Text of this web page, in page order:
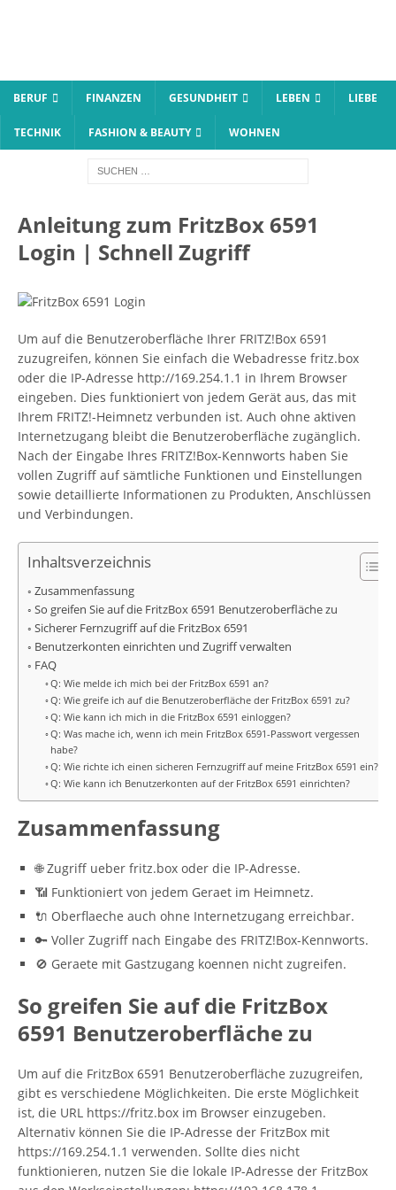
BERUF FINANZEN GESUNDHEIT LEBEN LIEBE
TECHNIK FASHION & BEAUTY WOHNEN
Anleitung zum FritzBox 6591
Login | Schnell Zugriff
Um auf die Benutzeroberfläche Ihrer FRITZ!Box 6591
zuzugreifen, können Sie einfach die Webadresse fritz.box
oder die IP-Adresse http://169.254.1.1 in Ihrem Browser
eingeben. Dies funktioniert von jedem Gerät aus, das mit
Ihrem FRITZ!-Heimnetz verbunden ist. Auch ohne aktiven
Internetzugang bleibt die Benutzeroberfläche zugänglich.
Nach der Eingabe Ihres FRITZ!Box-Kennworts haben Sie
vollen Zugriff auf sämtliche Funktionen und Einstellungen
sowie detaillierte Informationen zu Produkten, Anschlüssen
und Verbindungen.
Inhaltsverzeichnis
Zusammenfassung
So greifen Sie auf die FritzBox 6591 Benutzeroberfläche zu
Sicherer Fernzugriff auf die FritzBox 6591
Benutzerkonten einrichten und Zugriff verwalten
FAQ
Q: Wie melde ich mich bei der FritzBox 6591 an?
Q: Wie greife ich auf die Benutzeroberfläche der FritzBox 6591 zu?
Q: Wie kann ich mich in die FritzBox 6591 einloggen?
Q: Was mache ich, wenn ich mein FritzBox 6591-Passwort vergessen
habe?
Q: Wie richte ich einen sicheren Fernzugriff auf meine FritzBox 6591 ein?
Q: Wie kann ich Benutzerkonten auf der FritzBox 6591 einrichten?
Zusammenfassung
🌐 Zugriff ueber fritz.box oder die IP-Adresse.
📶 Funktioniert von jedem Geraet im Heimnetz.
🔌 Oberflaeche auch ohne Internetzugang erreichbar.
🔑 Voller Zugriff nach Eingabe des FRITZ!Box-Kennworts.
🚫 Geraete mit Gastzugang koennen nicht zugreifen.
So greifen Sie auf die FritzBox
6591 Benutzeroberfläche zu
Um auf die FritzBox 6591 Benutzeroberfläche zuzugreifen,
gibt es verschiedene Möglichkeiten. Die erste Möglichkeit
ist, die URL https://fritz.box im Browser einzugeben.
Alternativ können Sie die IP-Adresse der FritzBox mit
https://169.254.1.1 verwenden. Sollte dies nicht
funktionieren, nutzen Sie die lokale IP-Adresse der FritzBox